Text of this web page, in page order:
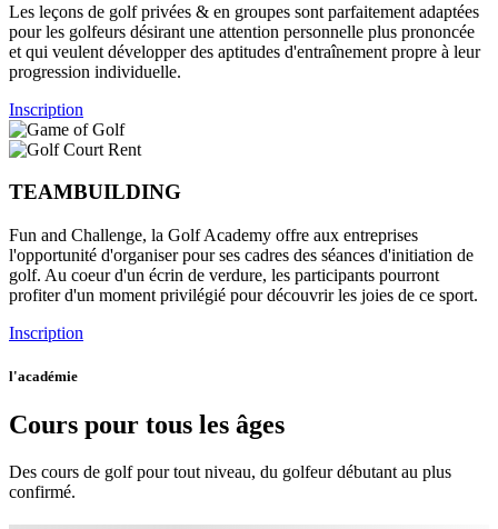
Les leçons de golf privées & en groupes sont parfaitement adaptées
pour les golfeurs désirant une attention personnelle plus prononcée
et qui veulent développer des aptitudes d'entraînement propre à leur
progression individuelle.
Inscription
TEAMBUILDING
Fun and Challenge, la Golf Academy offre aux entreprises
l'opportunité d'organiser pour ses cadres des séances d'initiation de
golf. Au coeur d'un écrin de verdure, les participants pourront
profiter d'un moment privilégié pour découvrir les joies de ce sport.
Inscription
l'académie
Cours pour tous les âges
Des cours de golf pour tout niveau, du golfeur débutant au plus
confirmé.